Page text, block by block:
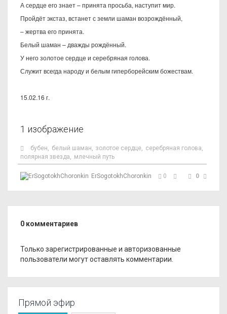
А сердце его знает – принята просьба, наступит мир.
Пройдёт экстаз, встанет с земли шаман возрождённый,
– жертва его принята.
Белый шаман – дважды рождённый.
У него золотое сердце и серебряная голова.
Служит всегда народу и белым гиперборейским божествам.
15.02.16 г.
1 изображение
бубен, белый шаман, золотое сердце, серебряная голова,
полярная звезда, млечный путь
ErSogotokhChoronkin 0 0
0 комментариев
Только зарегистрированные и авторизованные
пользователи могут оставлять комментарии.
Прямой эфир